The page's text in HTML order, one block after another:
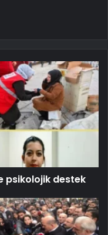
psikolojik destek